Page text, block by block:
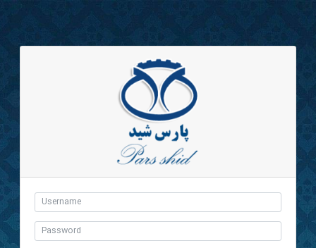
Skip to main content